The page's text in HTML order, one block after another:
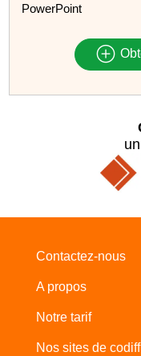
PowerPoint
Contactez-nous
A propos
Notre tarif
Nos sites de